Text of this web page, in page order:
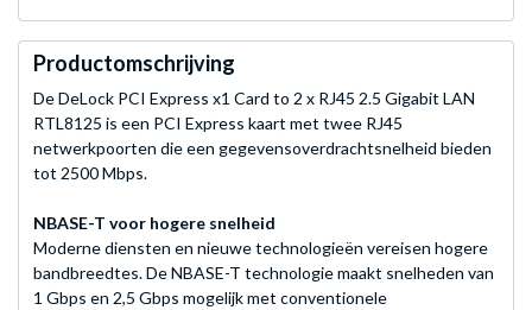
Productomschrijving
De DeLock PCI Express x1 Card to 2 x RJ45 2.5 Gigabit LAN
RTL8125 is een PCI Express kaart met twee RJ45
netwerkpoorten die een gegevensoverdrachtsnelheid bieden
tot 2500 Mbps.
NBASE-T voor hogere snelheid
Moderne diensten en nieuwe technologieën vereisen hogere
bandbreedtes. De NBASE-T technologie maakt snelheden van
1 Gbps en 2,5 Gbps mogelijk met conventionele